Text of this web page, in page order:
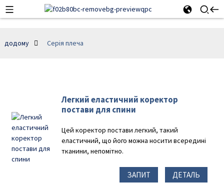
додому Серія плеча
Легкий еластичний коректор
постави для спини
Цей коректор постави легкий, такий
еластичний, що його можна носити всередині
тканини, непомітно.
ЗАПИТ ДЕТАЛЬ